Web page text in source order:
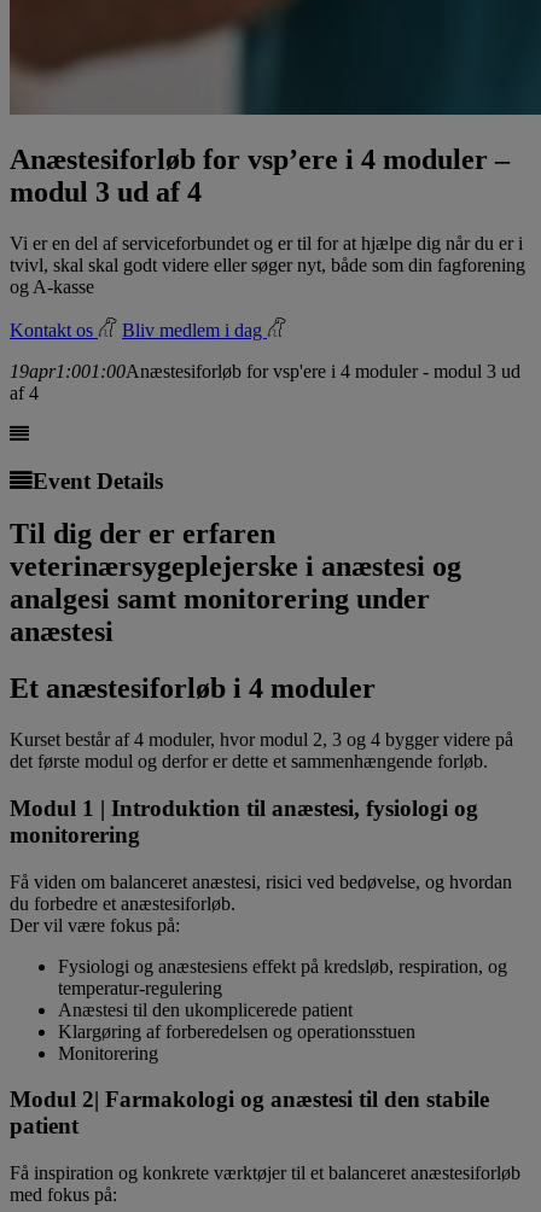
Anæstesiforløb for vsp’ere i 4 moduler –
modul 3 ud af 4
Vi er en del af serviceforbundet og er til for at hjælpe dig når du er i
tvivl, skal skal godt videre eller søger nyt, både som din fagforening
og A-kasse
Kontakt os
Bliv medlem i dag
19apr1:001:00Anæstesiforløb for vsp'ere i 4 moduler - modul 3 ud
af 4
Event Details
Til dig der er erfaren
veterinærsygeplejerske i anæstesi og
analgesi samt monitorering under
anæstesi
Et anæstesiforløb i 4 moduler
Kurset består af 4 moduler, hvor modul 2, 3 og 4 bygger videre på
det første modul og derfor er dette et sammenhængende forløb.
Modul 1 | Introduktion til anæstesi, fysiologi og
monitorering
Få viden om balanceret anæstesi, risici ved bedøvelse, og hvordan
du forbedre et anæstesiforløb.
Der vil være fokus på:
Fysiologi og anæstesiens effekt på kredsløb, respiration, og
temperatur-regulering
Anæstesi til den ukomplicerede patient
Klargøring af forberedelsen og operationsstuen
Monitorering
Modul 2| Farmakologi og anæstesi til den stabile
patient
Få inspiration og konkrete værktøjer til et balanceret anæstesiforløb
med fokus på: